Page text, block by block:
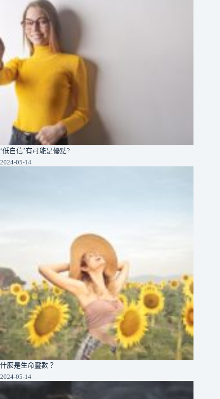
‘低自信’有可能是優點?
2024-05-14
什麼是生命靈數？
2024-05-14